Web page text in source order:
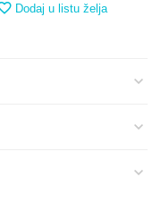
Dodaj u listu želja